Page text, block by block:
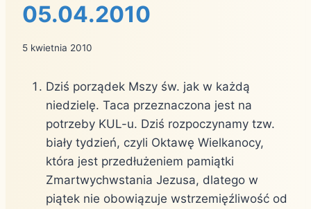
05.04.2010
5 kwietnia 2010
Dziś porządek Mszy św. jak w każdą
niedzielę. Taca przeznaczona jest na
potrzeby KUL-u. Dziś rozpoczynamy tzw.
biały tydzień, czyli Oktawę Wielkanocy,
która jest przedłużeniem pamiątki
Zmartwychwstania Jezusa, dlatego w
piątek nie obowiązuje wstrzemięźliwość od